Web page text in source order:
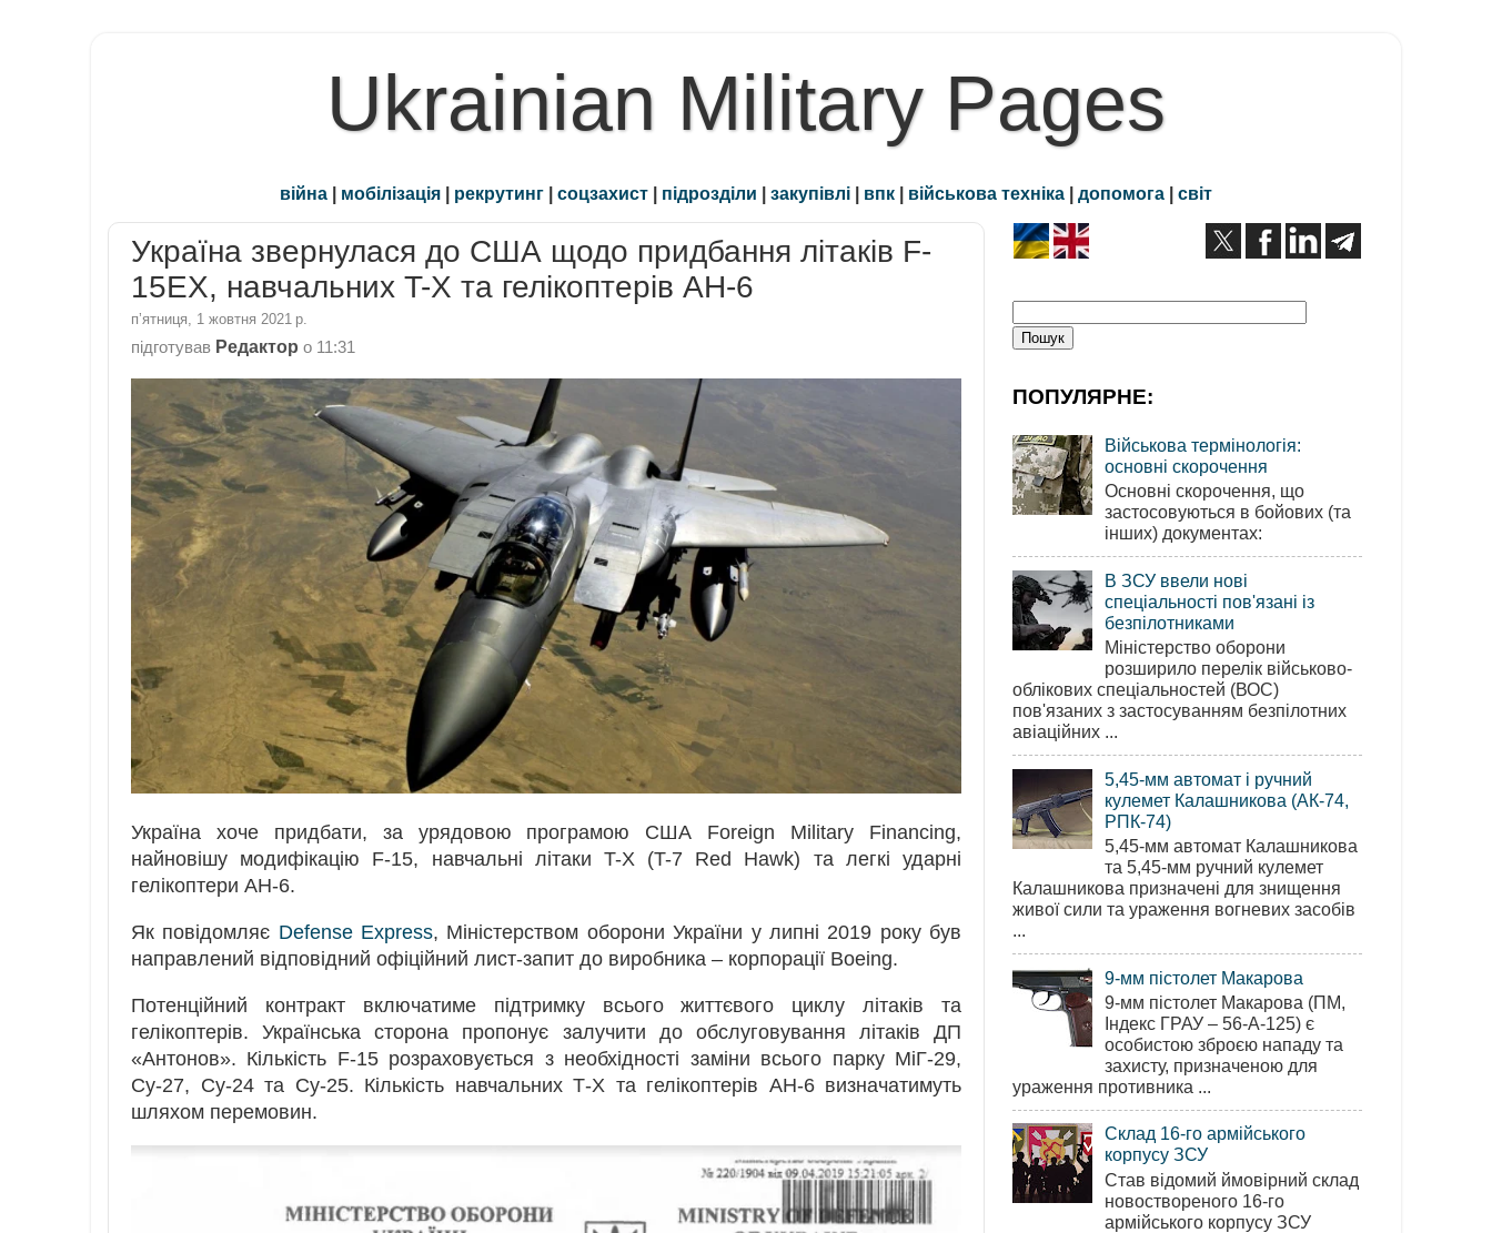
Ukrainian Military Pages
війна | мобілізація | рекрутинг | соцзахист | підрозділи | закупівлі | впк | військова техніка | допомога | світ
Україна звернулася до США щодо придбання літаків F-
15EX, навчальних T-X та гелікоптерів AH-6
пʼятниця, 1 жовтня 2021 р.
підготував Редактор о 11:31
Україна хоче придбати, за урядовою програмою США Foreign Military Financing,
найновішу модифікацію F-15, навчальні літаки T-X (T-7 Red Hawk) та легкі ударні
гелікоптери AH-6.
Як повідомляє Defense Express, Міністерством оборони України у липні 2019 року був
направлений відповідний офіційний лист-запит до виробника – корпорації Boeing.
Потенційний контракт включатиме підтримку всього життєвого циклу літаків та
гелікоптерів. Українська сторона пропонує залучити до обслуговування літаків ДП
«Антонов». Кількість F-15 розраховується з необхідності заміни всього парку МіГ-29,
Су-27, Су-24 та Су-25. Кількість навчальних Т-Х та гелікоптерів AH-6 визначатимуть
шляхом перемовин.
ПОПУЛЯРНЕ:
Військова термінологія:
основні скорочення
Основні скорочення, що
застосовуються в бойових (та
інших) документах:
В ЗСУ ввели нові
спеціальності пов'язані із
безпілотниками
Міністерство оборони
розширило перелік військово-
облікових спеціальностей (ВОС)
пов'язаних з застосуванням безпілотних
авіаційних ...
5,45-мм автомат і ручний
кулемет Калашникова (АК-74,
РПК-74)
5,45-мм автомат Калашникова
та 5,45-мм ручний кулемет
Калашникова призначені для знищення
живої сили та ураження вогневих засобів
...
9-мм пістолет Макарова
9-мм пістолет Макарова (ПМ,
Індекс ГРАУ – 56-А-125) є
особистою зброєю нападу та
захисту, призначеною для
ураження противника ...
Склад 16-го армійського
корпусу ЗСУ
Став відомий ймовірний склад
новоствореного 16-го
армійського корпусу ЗСУ